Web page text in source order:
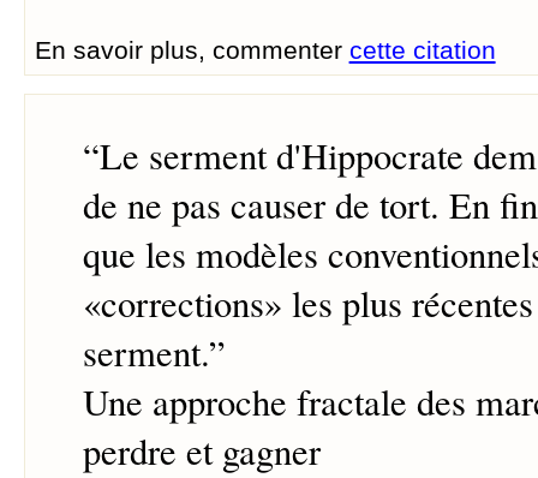
En savoir plus, commenter cette citation
“Le serment d'Hippocrate
de ne pas causer de tort. En
que les modèles
«corrections» les plus
serment.”
Une approche fractale des
perdre et gagner